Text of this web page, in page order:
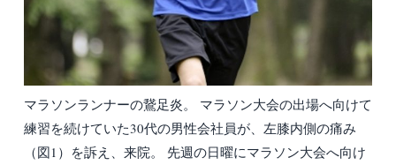
マラソンランナーの鵞足炎。 マラソン大会の出場へ向けて
練習を続けていた30代の男性会社員が、左膝内側の痛み
（図1）を訴え、来院。 先週の日曜にマラソン大会へ向け